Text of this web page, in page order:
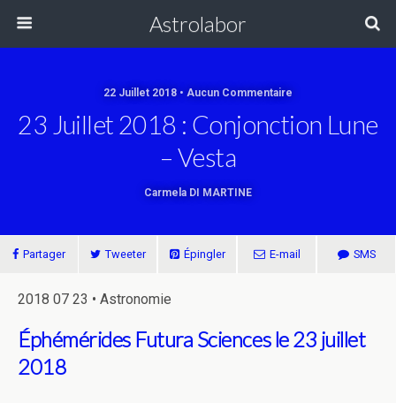
Astrolabor
22 Juillet 2018 • Aucun Commentaire
23 Juillet 2018 : Conjonction Lune
– Vesta
Carmela DI MARTINE
Partager Tweeter Épingler E-mail SMS
2018 07 23 • Astronomie
Éphémérides Futura Sciences le 23 juillet
2018